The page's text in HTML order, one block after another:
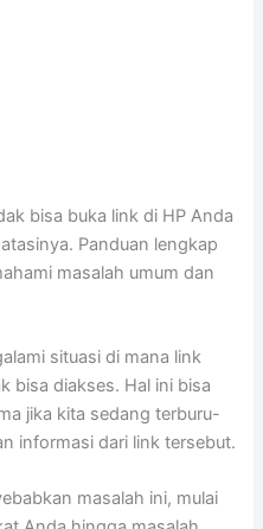
bisa buka link di HP Anda
Panduan lengkap
masalah umum dan
situasi di mana link
bisa diakses. Hal ini bisa
jika kita sedang terburu-
informasi dari link tersebut.
masalah ini, mulai